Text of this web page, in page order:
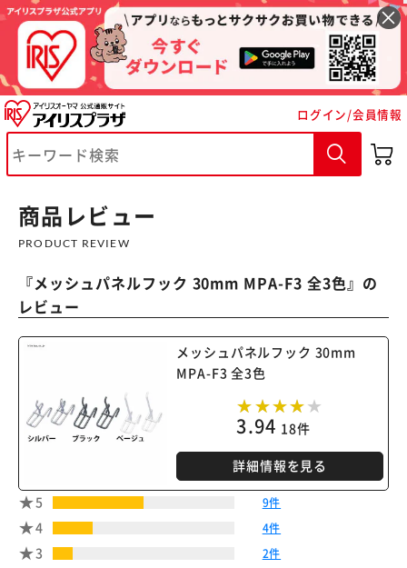
ログイン/会員情報
商品レビュー
PRODUCT REVIEW
『メッシュパネルフック 30mm MPA-F3 全3色』の
レビュー
メッシュパネルフック 30mm
MPA-F3 全3色
3.94 18件
詳細情報を見る
5 9件
4 4件
3 2件
※ご確認ください